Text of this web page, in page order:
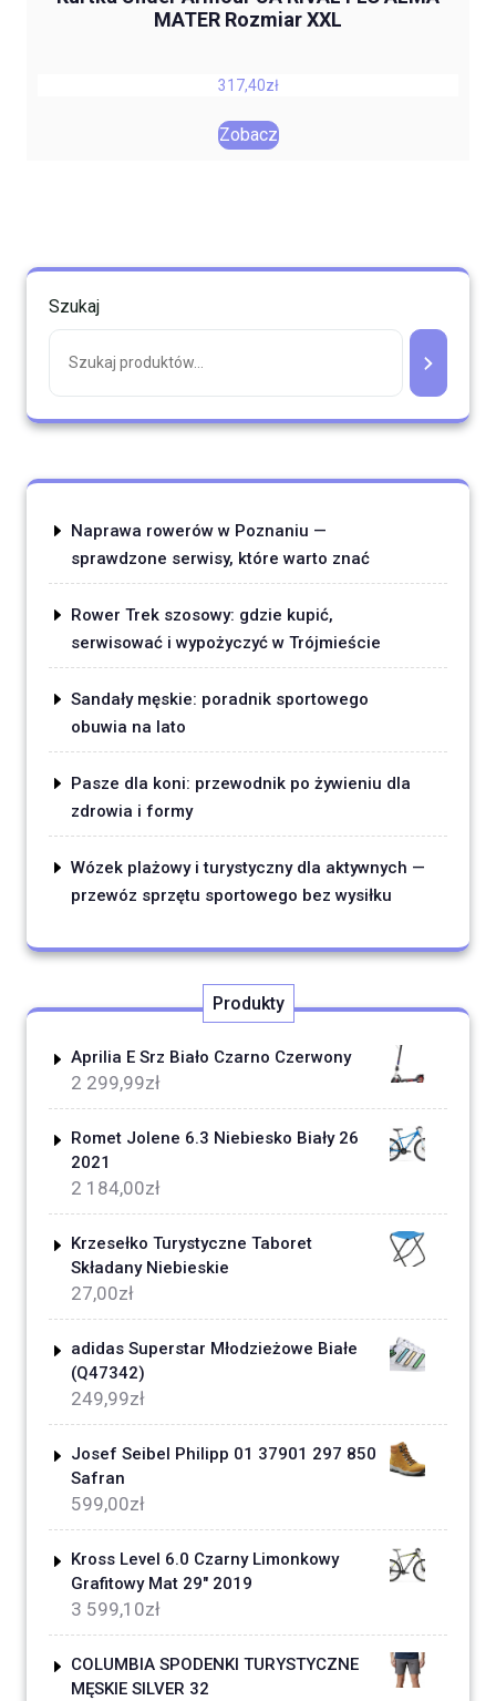
MATER Rozmiar XXL
317,40zł
Zobacz
Szukaj
Naprawa rowerów w Poznaniu —
sprawdzone serwisy, które warto znać
Rower Trek szosowy: gdzie kupić,
serwisować i wypożyczyć w Trójmieście
Sandały męskie: poradnik sportowego
obuwia na lato
Pasze dla koni: przewodnik po żywieniu dla
zdrowia i formy
Wózek plażowy i turystyczny dla aktywnych —
przewóz sprzętu sportowego bez wysiłku
Produkty
Aprilia E Srz Biało Czarno Czerwony
2 299,99zł
Romet Jolene 6.3 Niebiesko Biały 26
2021
2 184,00zł
Krzesełko Turystyczne Taboret
Składany Niebieskie
27,00zł
adidas Superstar Młodzieżowe Białe
(Q47342)
249,99zł
Josef Seibel Philipp 01 37901 297 850
Safran
599,00zł
Kross Level 6.0 Czarny Limonkowy
Grafitowy Mat 29" 2019
3 599,10zł
COLUMBIA SPODENKI TURYSTYCZNE
MĘSKIE SILVER 32